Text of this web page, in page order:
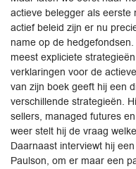
actieve belegger als eerste
actief beleid zijn er nu
name op de
meest expliciete
verklaringen voor de
van zijn boek geeft hij een
verschillende strategieën.
sellers, managed futures
weer stelt hij de vraag
Daarnaast interviewt hij
Paulson, om er maar een